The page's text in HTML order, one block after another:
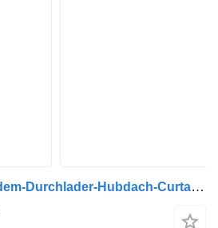
Wecon APD 218/Tandem-Durchlader-Hubdach-Curtain-SAF